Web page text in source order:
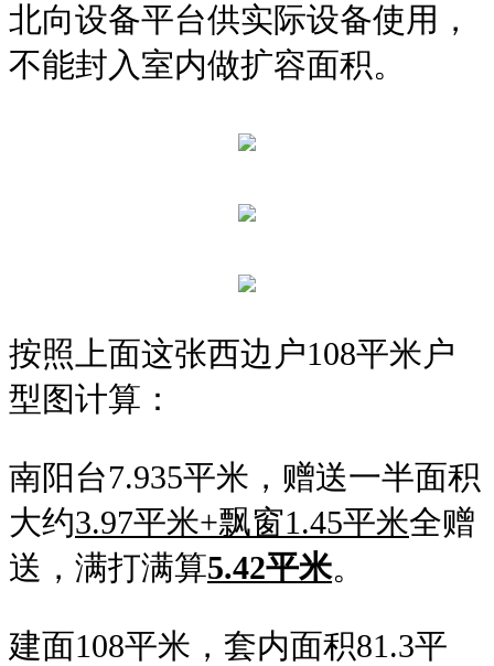
北向设备平台供实际设备使用，
不能封入室内做扩容面积。
按照上面这张西边户108平米户
型图计算：
南阳台7.935平米，赠送一半面积
大约3.97平米+飘窗1.45平米全赠
送，满打满算5.42平米。
建面108平米，套内面积81.3平